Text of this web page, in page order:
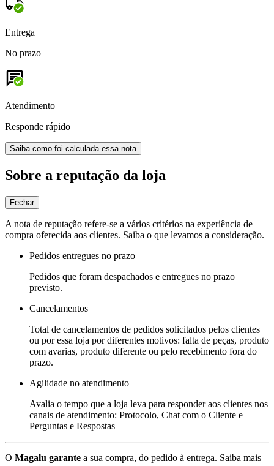
Entrega
No prazo
Atendimento
Responde rápido
Saiba como foi calculada essa nota
Sobre a reputação da loja
Fechar
A nota de reputação refere-se a vários critérios na experiência de
compra oferecida aos clientes. Saiba o que levamos a consideração.
Pedidos entregues no prazo
Pedidos que foram despachados e entregues no prazo
previsto.
Cancelamentos
Total de cancelamentos de pedidos solicitados pelos clientes
ou por essa loja por diferentes motivos: falta de peças, produto
com avarias, produto diferente ou pelo recebimento fora do
prazo.
Agilidade no atendimento
Avalia o tempo que a loja leva para responder aos clientes nos
canais de atendimento: Protocolo, Chat com o Cliente e
Perguntas e Respostas
O Magalu garante a sua compra, do pedido à entrega. Saiba mais